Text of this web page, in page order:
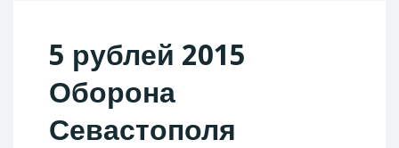
5 рублей 2015
Оборона
Севастополя